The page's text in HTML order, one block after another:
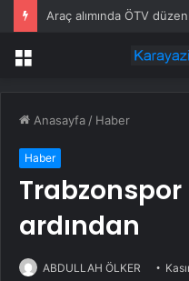
Menü
Anasayfa / Haber
Haber
Trabzonspor
ardından
ABDULLAH ÖLKER